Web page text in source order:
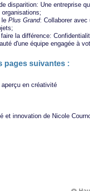
disparition: Une entreprise
le Plus Grand: Collaborer avec
la différence:
d'une équipe engagée à
pages suivantes :
en créativité
innovation de Nicole